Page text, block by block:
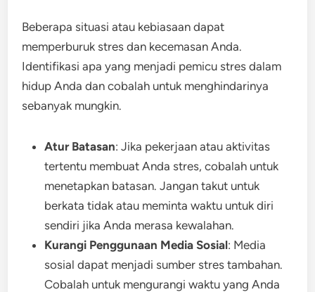
Beberapa situasi atau kebiasaan dapat
memperburuk stres dan kecemasan Anda.
Identifikasi apa yang menjadi pemicu stres dalam
hidup Anda dan cobalah untuk menghindarinya
sebanyak mungkin.
Atur Batasan: Jika pekerjaan atau aktivitas
tertentu membuat Anda stres, cobalah untuk
menetapkan batasan. Jangan takut untuk
berkata tidak atau meminta waktu untuk diri
sendiri jika Anda merasa kewalahan.
Kurangi Penggunaan Media Sosial: Media
sosial dapat menjadi sumber stres tambahan.
Cobalah untuk mengurangi waktu yang Anda